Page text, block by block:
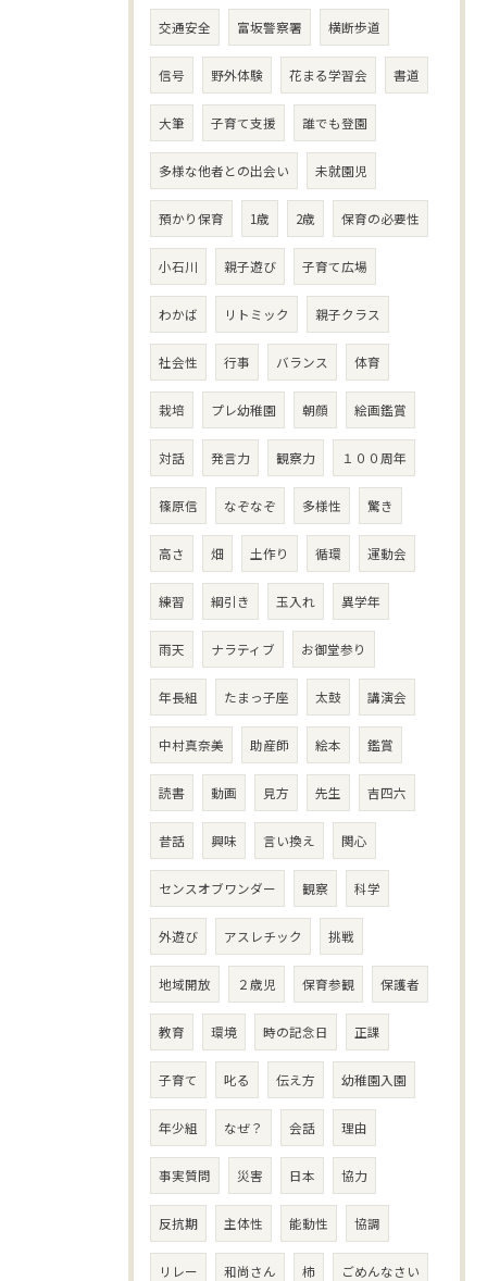
交通安全 富坂警察署 横断歩道
信号 野外体験 花まる学習会 書道
大筆 子育て支援 誰でも登園
多様な他者との出会い 未就園児
預かり保育 1歳 2歳 保育の必要性
小石川 親子遊び 子育て広場
わかば リトミック 親子クラス
社会性 行事 バランス 体育
栽培 プレ幼稚園 朝顔 絵画鑑賞
対話 発言力 観察力 １００周年
篠原信 なぞなぞ 多様性 驚き
高さ 畑 土作り 循環 運動会
練習 綱引き 玉入れ 異学年
雨天 ナラティブ お御堂参り
年長組 たまっ子座 太鼓 講演会
中村真奈美 助産師 絵本 鑑賞
読書 動画 見方 先生 吉四六
昔話 興味 言い換え 関心
センスオブワンダー 観察 科学
外遊び アスレチック 挑戦
地域開放 ２歳児 保育参観 保護者
教育 環境 時の記念日 正課
子育て 叱る 伝え方 幼稚園入園
年少組 なぜ？ 会話 理由
事実質問 災害 日本 協力
反抗期 主体性 能動性 協調
リレー 和尚さん 柿 ごめんなさい